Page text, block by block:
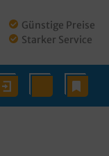
Günstige Preise
Starker Service